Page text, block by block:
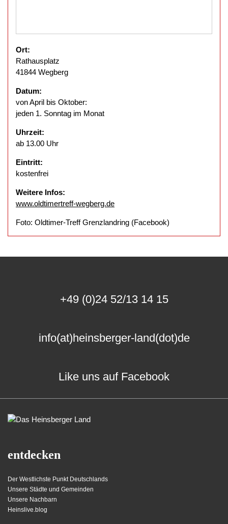
Ort:
Rathausplatz
41844 Wegberg
Datum:
von April bis Oktober:
jeden 1. Sonntag im Monat
Uhrzeit:
ab 13.00 Uhr
Eintritt:
kostenfrei
Weitere Infos:
www.oldtimertreff-wegberg.de
Foto: Oldtimer-Treff Grenzlandring (Facebook)
+49 (0)24 52/13 14 15
info(at)heinsberger-land(dot)de
Like uns auf Facebook
entdecken
Der Westlichste Punkt Deutschlands
Unsere Städte und Gemeinden
Unsere Nachbarn
Heinslive.blog